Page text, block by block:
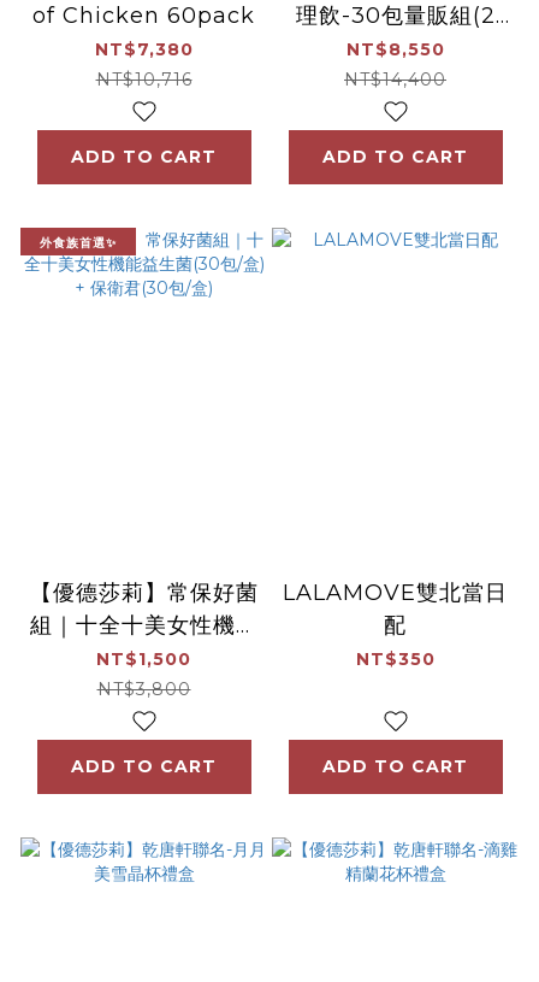
of Chicken 60pack
NT$7,380
NT$10,716
ADD TO CART
理飲-30包量販組(2
組/60包)(效
期:2027.11.27)
NT$8,550
NT$14,400
ADD TO CART
外食族首選✨
【優德莎莉】常保好菌
組｜十全十美女性機能
益生菌(30包/盒) + 保
衛君(30包/盒)
NT$1,500
NT$3,800
ADD TO CART
LALAMOVE雙北當日
配
NT$350
ADD TO CART